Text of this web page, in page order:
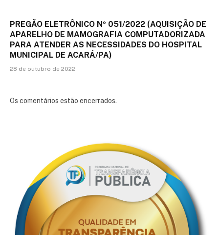
PREGÃO ELETRÔNICO Nº 051/2022 (AQUISIÇÃO DE
APARELHO DE MAMOGRAFIA COMPUTADORIZADA
PARA ATENDER AS NECESSIDADES DO HOSPITAL
MUNICIPAL DE ACARÁ/PA)
28 de outubro de 2022
Os comentários estão encerrados.